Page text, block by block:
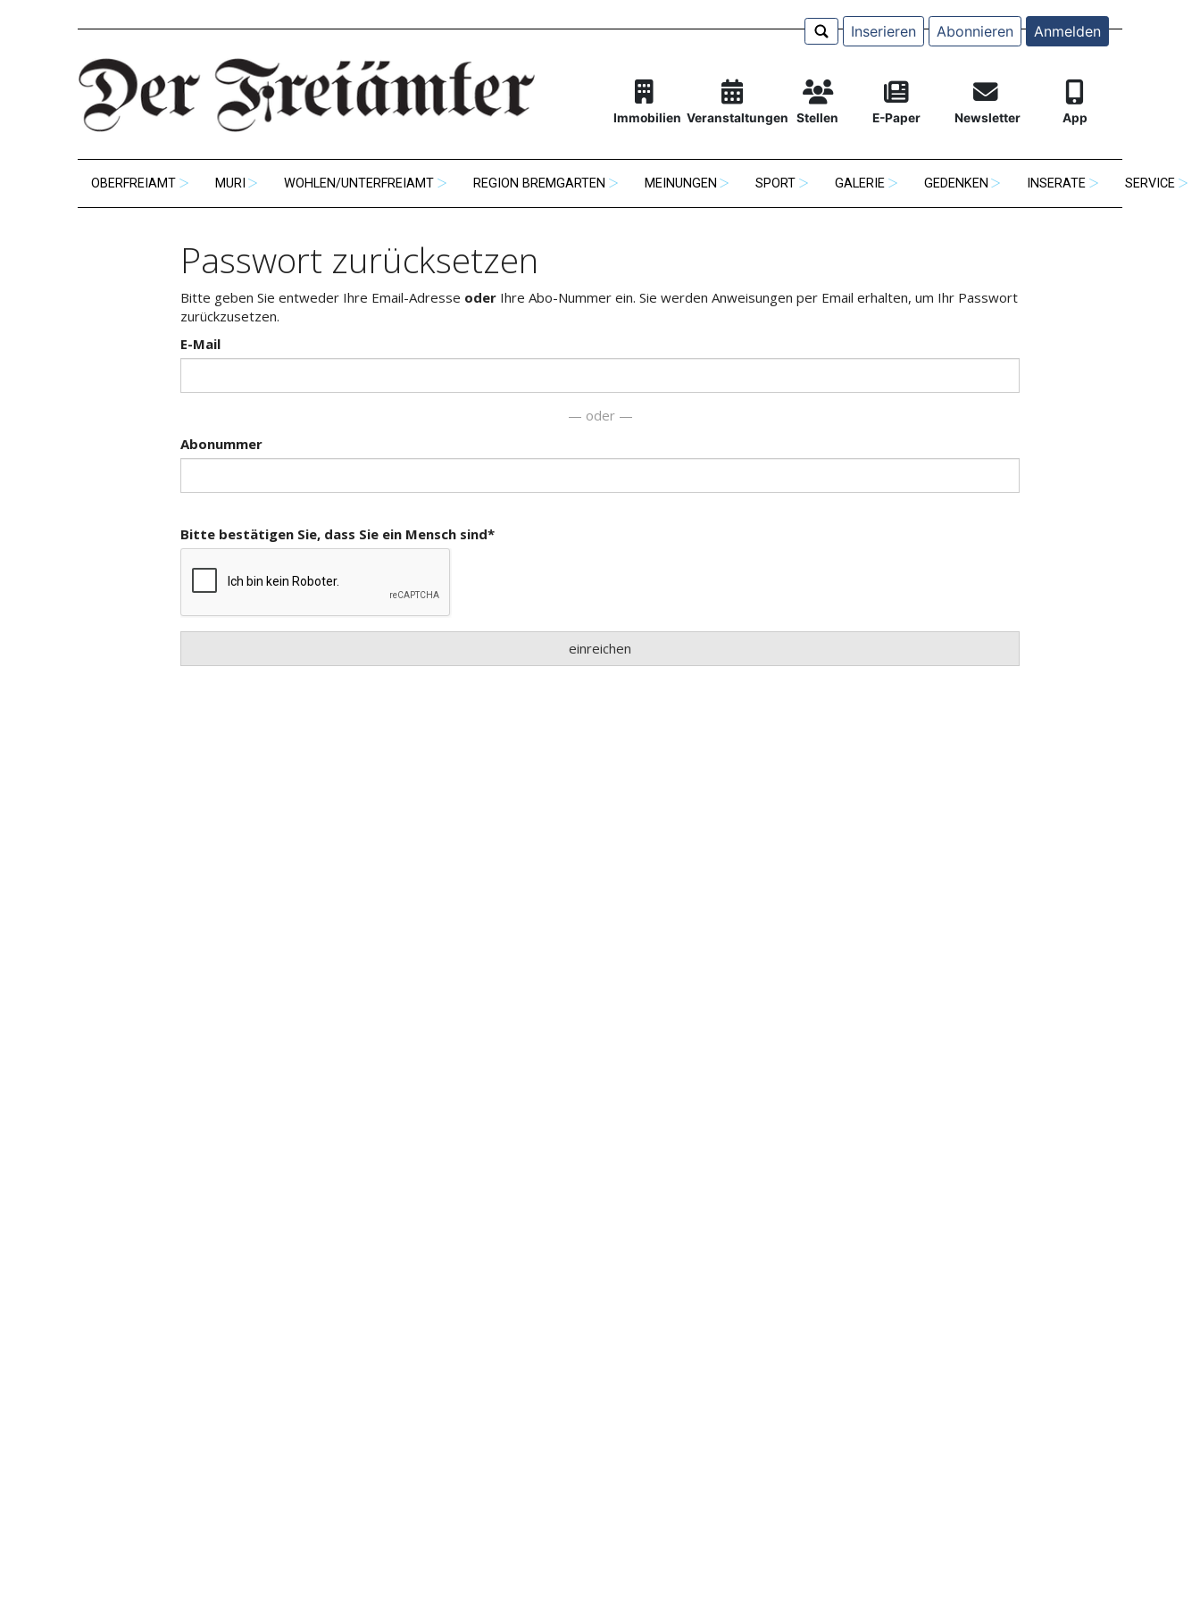
Inserieren Abonnieren Anmelden
Immobilien Veranstaltungen Stellen E-Paper Newsletter App
OBERFREIAMT MURI WOHLEN/UNTERFREIAMT REGION BREMGARTEN MEINUNGEN SPORT GALERIE GEDENKEN INSERATE SERVICE